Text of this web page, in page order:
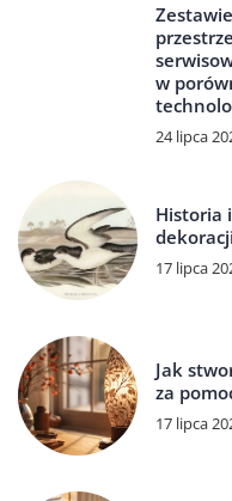
w
24 lipca
Historia
17 lipca
Jak
za
17 lipca